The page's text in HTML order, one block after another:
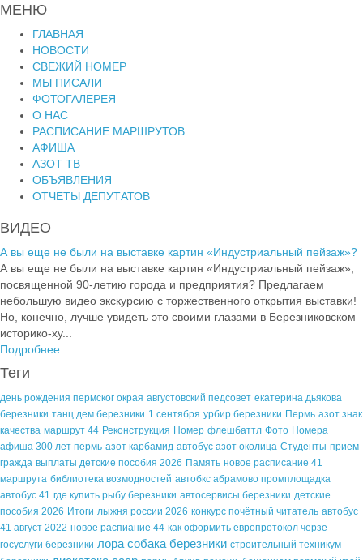
МЕНЮ
ГЛАВНАЯ
НОВОСТИ
СВЕЖИЙ НОМЕР
МЫ ПИСАЛИ
ФОТОГАЛЕРЕЯ
О НАС
РАСПИСАНИЕ МАРШРУТОВ
АФИША
АЗОТ ТВ
ОБЪЯВЛЕНИЯ
ОТЧЕТЫ ДЕПУТАТОВ
ВИДЕО
А вы еще не были на выставке картин «Индустриальный пейзаж»?
А вы еще не были на выставке картин «Индустриальный пейзаж»,
посвященной 90-летию города и предприятия? Предлагаем
небольшую видео экскурсию с торжественного открытия выставки!
Но, конечно, лучше увидеть это своими глазами в Березниковском
историко-ху...
Подробнее
Теги
день рождения пермског окрая августовский педсовет екатерина дьякова
березники танц дем березники 1 сентября урбир березники Пермь азот знак
качества маршрут 44 Реконструкция Номер флешбаттл Фото Номера
афиша 300 лет пермь азот карбамид автобус азот околица Студенты прием
гражда выплаты детские пособия 2026 Память новое расписание 41
маршрута библиотека возмодностей автобкс абрамово промплощадка
автобус 41 где купить рыбу березники автосервисы березники детские
пособия 2026 Итоги лыжня россии 2026 конкурс почётный читатель автобус
41 август 2022 новое распиание 44 как оформить европротокол черзе
госуслуги березники лора собака березники строительный техникум